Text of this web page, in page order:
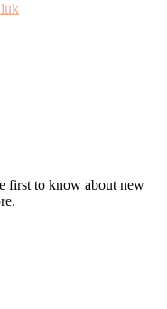
first to know about new